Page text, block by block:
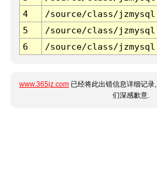
4
/source/class/
5
/source/class/
6
/source/class/
www.365jz.com 已经将此出错信息详细记
们深感歉意.